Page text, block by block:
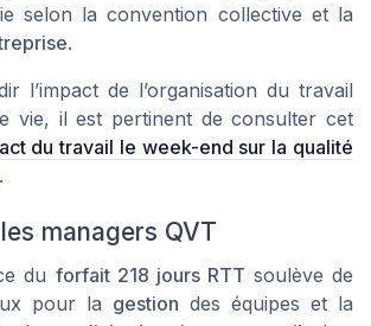
selon la convention collective et la
.
l’impact de l’organisation du travail
vie, il est pertinent de consulter cet
du travail le week-end sur la qualité
.
managers QVT
du forfait 218 jours RTT soulève de
pour la gestion des équipes et la